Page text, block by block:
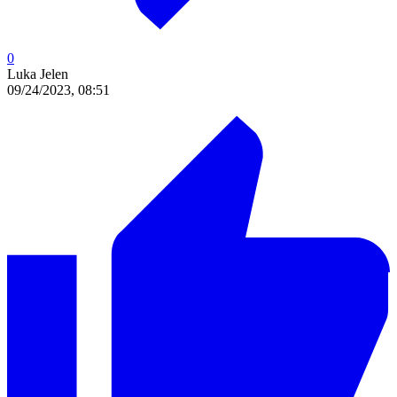
0
Luka Jelen
09/24/2023, 08:51